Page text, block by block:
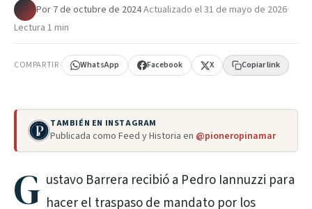
Por·7 de octubre de 2024·Actualizado el31 de mayo de 2026·
Lectura 1 min
COMPARTIR WhatsApp Facebook X Copiar link
TAMBIÉN EN INSTAGRAM
Publicada como Feed y Historia en @pioneropinamar
G ustavo Barrera recibió a Pedro Iannuzzi para
hacer el traspaso de mandato por los